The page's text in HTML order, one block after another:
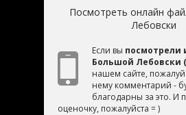
Посмотреть онлайн
Лебовски
Если вы посмотрели
Большой Лебовски
нашем сайте,
нему комментарий -
благодарны за это. И
оценочку, пожалуйста = )